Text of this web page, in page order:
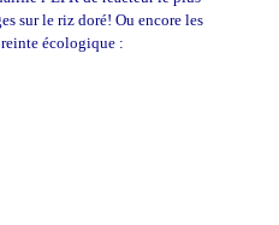
sur le riz doré! Ou encore les
écologique :